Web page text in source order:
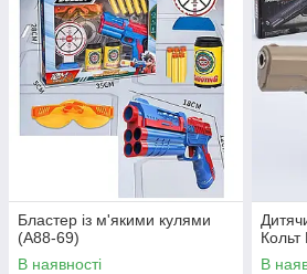
Бластер із м'якими кулями
(A88-69)
В наявності
В